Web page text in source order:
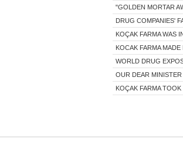
"GOLDEN MORTAR
DRUG COMPANIES'
KOÇAK FARMA WAS
KOCAK FARMA MADE
WORLD DRUG
OUR DEAR MINISTER
KOÇAK FARMA TOOK